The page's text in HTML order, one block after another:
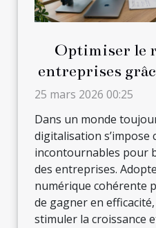
Optimiser le
entreprises
de
25 mars 2026 00:25
Dans un monde
digitalisation s’impose
incontournables pour
des entreprises.
numérique cohérente
de gagner en
stimuler la croissance